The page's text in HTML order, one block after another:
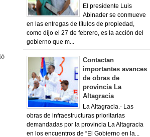
El presidente Luis
Abinader se conmueve
en las entregas de títulos de propiedad,
como dijo el 27 de febrero, es la acción del
gobierno que m...
Contactan
importantes avances
de obras de
provincia La
Altagracia
La Altagracia.- Las
obras de infraestructuras prioritarias
demandadas por la provincia La Altagracia
en los encuentros de “El Gobierno en la...